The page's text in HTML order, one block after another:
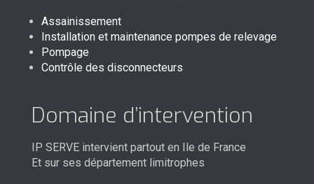
Assainissement
Installation et maintenance pompes de relevage
Pompage
Contrôle des disconnecteurs
Domaine d’intervention
IP SERVE intervient partout en Ile de France
Et sur ses département limitrophes